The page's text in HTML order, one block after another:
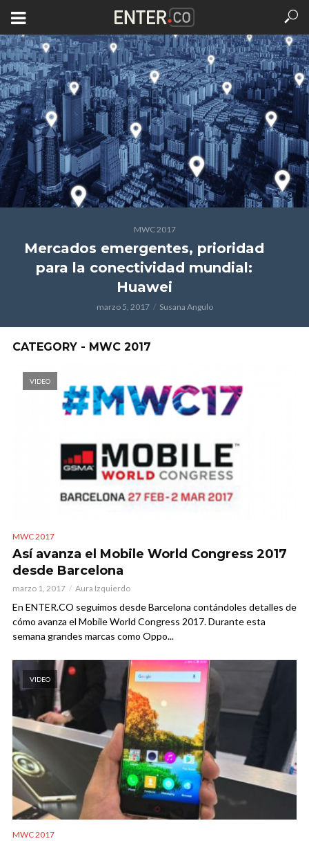
MWC 2017
Mercados emergentes, prioridad
para la conectividad mundial:
Huawei
marzo 5, 2017 Susana Angulo
CATEGORY - MWC 2017
VIDEO
MWC 2017
Así avanza el Mobile World Congress 2017
desde Barcelona
marzo 1, 2017 Aura Izquierdo
En ENTER.CO seguimos desde Barcelona contándoles detalles de
cómo avanza el Mobile World Congress 2017. Durante esta
semana grandes marcas como Oppo...
VIDEO
MWC 2017